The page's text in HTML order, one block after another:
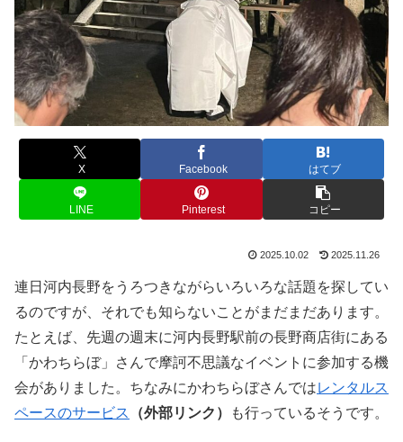
X Facebook はてブ
LINE Pinterest コピー
2025.10.02 2025.11.26
連日河内長野をうろつきながらいろいろな話題を探してい
るのですが、それでも知らないことがまだまだあります。
たとえば、先週の週末に河内長野駅前の長野商店街にある
「かわちらぼ」さんで摩訶不思議なイベントに参加する機
会がありました。ちなみにかわちらぼさんではレンタルス
ペースのサービス
（外部リンク） も行っているそうです。